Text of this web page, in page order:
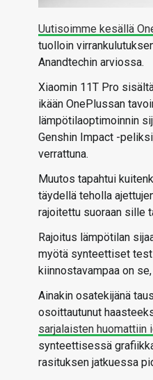
Uutisoimme kesällä
tuolloin
Anandtechin arviossa.
Xiaomin 11T Pro
ikään OnePlussan
lämpötilaoptimoinnin
Genshin Impact -
verrattuna.
Muutos tapahtui
täydellä teholla
rajoitettu suoraan sille
Rajoitus lämpötilan
myötä synteettiset
kiinnostavampaa on
Ainakin osatekijänä
osoittautunut
sarjalaisten huomattiin
synteettisessä
rasituksen jatkuessa